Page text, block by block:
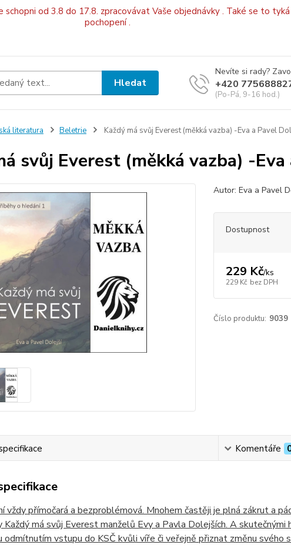
schopni od 3.8 do 17.8. zpracovávat Vaše objednávky . Také se to
pochopení .
Hledat
Nevíte si rady?
+420
(Po-Pá, 9-16 hod.)
literatura Beletrie Každý má svůj Everest (měkká vazba) -Eva a Pavel
svůj Everest (měkká vazba) -
Autor: Eva a Pavel
Dostupnost
229 Kč/ks
229 Kč bez DPH
Číslo produktu: 9039
Komentáře
vždy přímočará a bezproblémová. Mnohem častěji je plná zákrut a
Každý má svůj Everest manželů Evy a Pavla Dolejších. A skutečnými
odmítnutím vstupu do KSČ kvůli víře či veřejně přiznat změnu svého